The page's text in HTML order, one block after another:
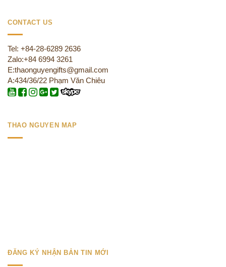
CONTACT US
Tel: +84-28-6289 2636
Zalo:+84 6994 3261
E:thaonguyengifts@gmail.com
A:434/36/22 Phạm Văn Chiêu
THAO NGUYEN MAP
ĐĂNG KÝ NHẬN BẢN TIN MỚI